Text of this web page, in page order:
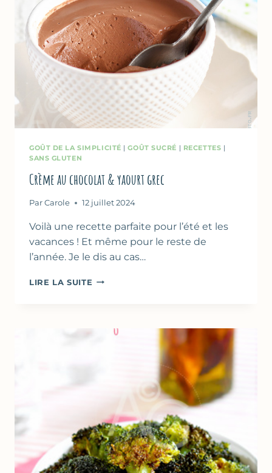
GOÛT DE LA SIMPLICITÉ |GOÛT SUCRÉ | RECETTES |
SANS GLUTEN
Crème au chocolat & yaourt grec
Par Carole 12 juillet 2024
Voilà une recette parfaite pour l’été et les
vacances ! Et même pour le reste de
l’année. Je le dis au cas…
LIRE LA SUITE CRÈME
YAOURT